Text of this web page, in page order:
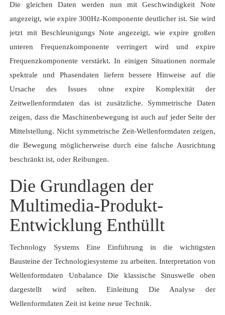
Die gleichen Daten werden nun mit Geschwindigkeit Note
angezeigt, wie expire 300Hz-Komponente deutlicher ist. Sie wird
jetzt mit Beschleunigungs Note angezeigt, wie expire großen
unteren Frequenzkomponente verringert wird und expire
Frequenzkomponente verstärkt. In einigen Situationen normale
spektrale und Phasendaten liefern bessere Hinweise auf die
Ursache des Issues ohne expire Komplexität der
Zeitwellenformdaten das ist zusätzliche. Symmetrische Daten
zeigen, dass die Maschinenbewegung ist auch auf jeder Seite der
Mittelstellung. Nicht symmetrische Zeit-Wellenformdaten zeigen,
die Bewegung möglicherweise durch eine falsche Ausrichtung
beschränkt ist, oder Reibungen.
Die Grundlagen der
Multimedia-Produkt-
Entwicklung Enthüllt
Technology Systems Eine Einführung in die wichtigsten
Bausteine der Technologiesysteme zu arbeiten. Interpretation von
Wellenformdaten Unbalance Die klassische Sinuswelle oben
dargestellt wird selten. Einleitung Die Analyse der
Wellenformdaten Zeit ist keine neue Technik.